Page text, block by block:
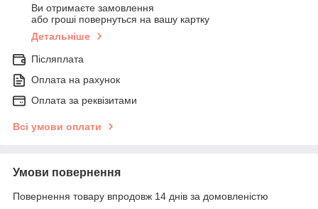
Ви отримаєте замовлення
або гроші повернуться на вашу картку
Детальніше
Післяплата
Оплата на рахунок
Оплата за реквізитами
Всі умови оплати
Умови повернення
Повернення товару впродовж 14 днів за домовленістю